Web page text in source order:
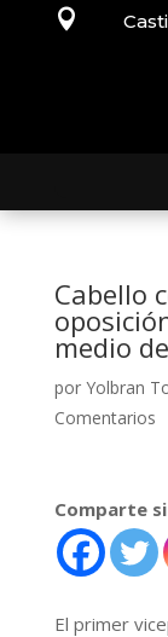

Cabello
medio
por Yolbran
Comentarios
Comparte
El primer